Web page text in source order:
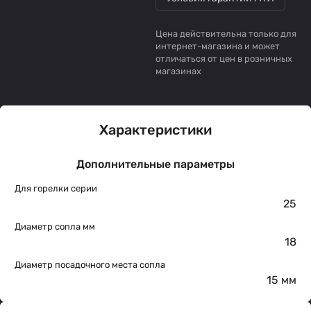
Цена действительна только для
интернет-магазина и может
отличаться от цен в розничных
магазинах
Характеристики
Дополнительные параметры
Для горелки серии
25
Диаметр сопла мм
18
Диаметр посадочного места сопла
15 мм